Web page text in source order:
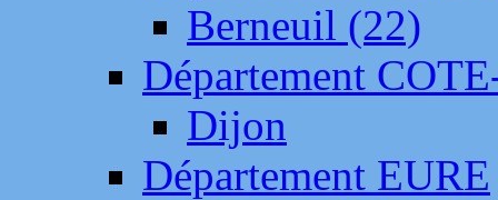
Berneuil (22)
Département
Dijon
Département EURE